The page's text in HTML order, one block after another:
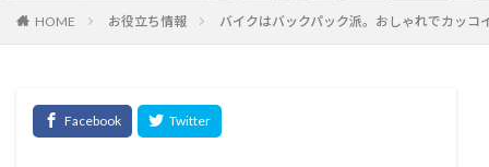
HOME お役立ち情報 バイクはバックパック派。おしゃれでカッ